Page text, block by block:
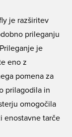
je razširitev
prileganju
je
eno z
pomena za
prilagodila in
omogočila
enostavne tarče